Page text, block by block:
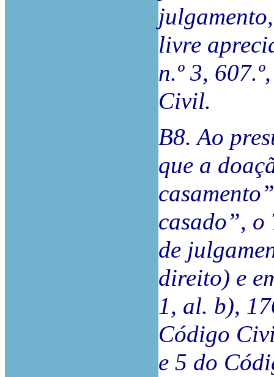
livre
n.º 3,
Civil.
B8. Ao
que a
casado”,
de
direito) e
1, al. b),
Código
e 5 do